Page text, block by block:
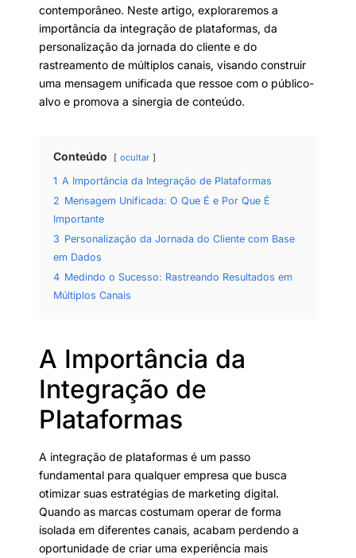
contemporâneo. Neste artigo, exploraremos a
importância da integração de plataformas, da
personalização da jornada do cliente e do
rastreamento de múltiplos canais, visando construir
uma mensagem unificada que ressoe com o público-
alvo e promova a sinergia de conteúdo.
Conteúdo ocultar
1 A Importância da Integração de Plataformas
2 Mensagem Unificada: O Que É e Por Que É
Importante
3 Personalização da Jornada do Cliente com Base
em Dados
4 Medindo o Sucesso: Rastreando Resultados em
Múltiplos Canais
A Importância da
Integração de
Plataformas
A integração de plataformas é um passo
fundamental para qualquer empresa que busca
otimizar suas estratégias de marketing digital.
Quando as marcas costumam operar de forma
isolada em diferentes canais, acabam perdendo a
oportunidade de criar uma experiência mais